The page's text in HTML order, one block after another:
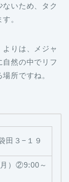
いため、タク
。
りは、メジャ
然の中でリフ
所ですね。
田３−１９
）②9:00～